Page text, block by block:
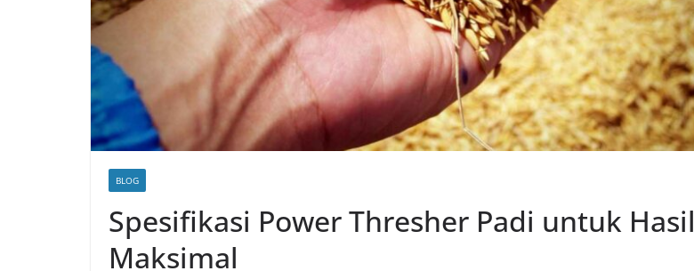
BLOG
Spesifikasi Power Thresher Padi untuk Hasil
Maksimal